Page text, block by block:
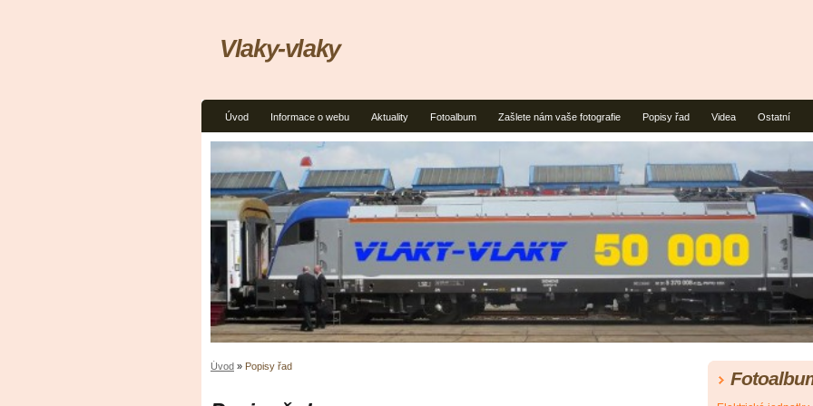
Úvod Informace o webu Aktuality Fotoalbum Zašlete nám vaše fotografie Popisy řad Videa Ostatní
Vlaky-vlaky
Úvod » Popisy řad